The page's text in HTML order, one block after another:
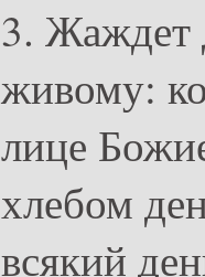
3. Жаждет
живому:
лице
хлебом
всякий